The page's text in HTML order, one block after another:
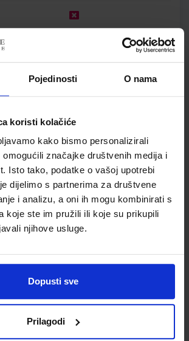
Pojedinosti O nama
koristi kolačiće
kako bismo personalizirali
značajke društvenih medija i
Isto tako, podatke o vašoj upotrebi
dijelimo s partnerima za društvene
i analizu, a oni ih mogu kombinirati s
koje ste im pružili ili koje su prikupili
njihove usluge.
Dopusti sve
Prilagodi
2; udžbenik fizike s dodatnim digitalnim
razredu gimnazije
Sambolek Vadlja Rešetar
KNJIGA d.d.
CIJENA:
2; zbirka zadataka za fiziku u drugom
s četverogodišnjim programom fizike
Sambolek Vadlja Rešetar
CIJENA:17,20 €